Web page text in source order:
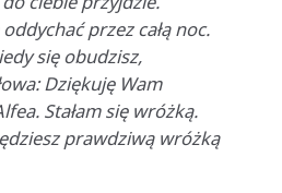
przez całą noc.
się obudzisz,
Dziękuję Wam
Stałam się wróżką.
prawdziwą wróżką